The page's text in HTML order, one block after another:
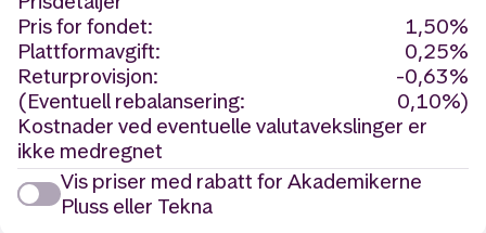
Pris for fondet:
1,50%
Plattformavgift:
0,25%
Returprovisjon:
-0,63%
(Eventuell rebalansering:
0,10%)
Kostnader ved eventuelle valutavekslinger er
ikke medregnet
Vis priser med rabatt for Akademikerne
Pluss eller Tekna